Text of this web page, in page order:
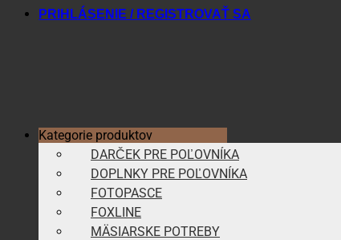
PRIHLÁSENIE / REGISTROVAŤ SA
Kategorie produktov
DARČEK PRE POĽOVNÍKA
DOPLNKY PRE POĽOVNÍKA
FOTOPASCE
FOXLINE
MÄSIARSKE POTREBY